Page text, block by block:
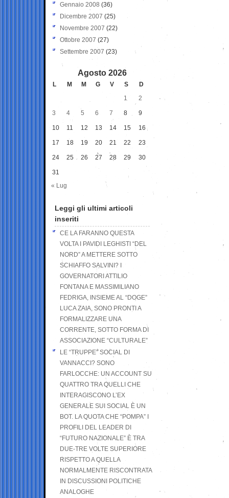
Gennaio 2008 (36)
Dicembre 2007 (25)
Novembre 2007 (22)
Ottobre 2007 (27)
Settembre 2007 (23)
Agosto 2026
L M M G V S
D
1
2
3 4 5 6 7 8 9
10 11 12 13 14 15 16
17 18 19 20 21 22 23
24 25 26 27 28 29 30
31
« Lug
Leggi gli ultimi articoli
inseriti
CE LA FARANNO QUESTA
VOLTA I PAVIDI LEGHISTI “DEL
NORD” A METTERE SOTTO
SCHIAFFO SALVINI? I
GOVERNATORI ATTILIO
FONTANA E MASSIMILIANO
FEDRIGA, INSIEME AL “DOGE”
LUCA ZAIA, SONO PRONTI A
FORMALIZZARE UNA
CORRENTE, SOTTO FORMA DI
ASSOCIAZIONE “CULTURALE”
LE “TRUPPE” SOCIAL DI
VANNACCI? SONO
FARLOCCHE: UN ACCOUNT SU
QUATTRO TRA QUELLI CHE
INTERAGISCONO L’EX
GENERALE SUI SOCIAL È UN
BOT. LA QUOTA CHE “POMPA” I
PROFILI DEL LEADER DI
“FUTURO NAZIONALE” È TRA
DUE-TRE VOLTE SUPERIORE
RISPETTO A QUELLA
NORMALMENTE RISCONTRATA
IN DISCUSSIONI POLITICHE
ANALOGHE